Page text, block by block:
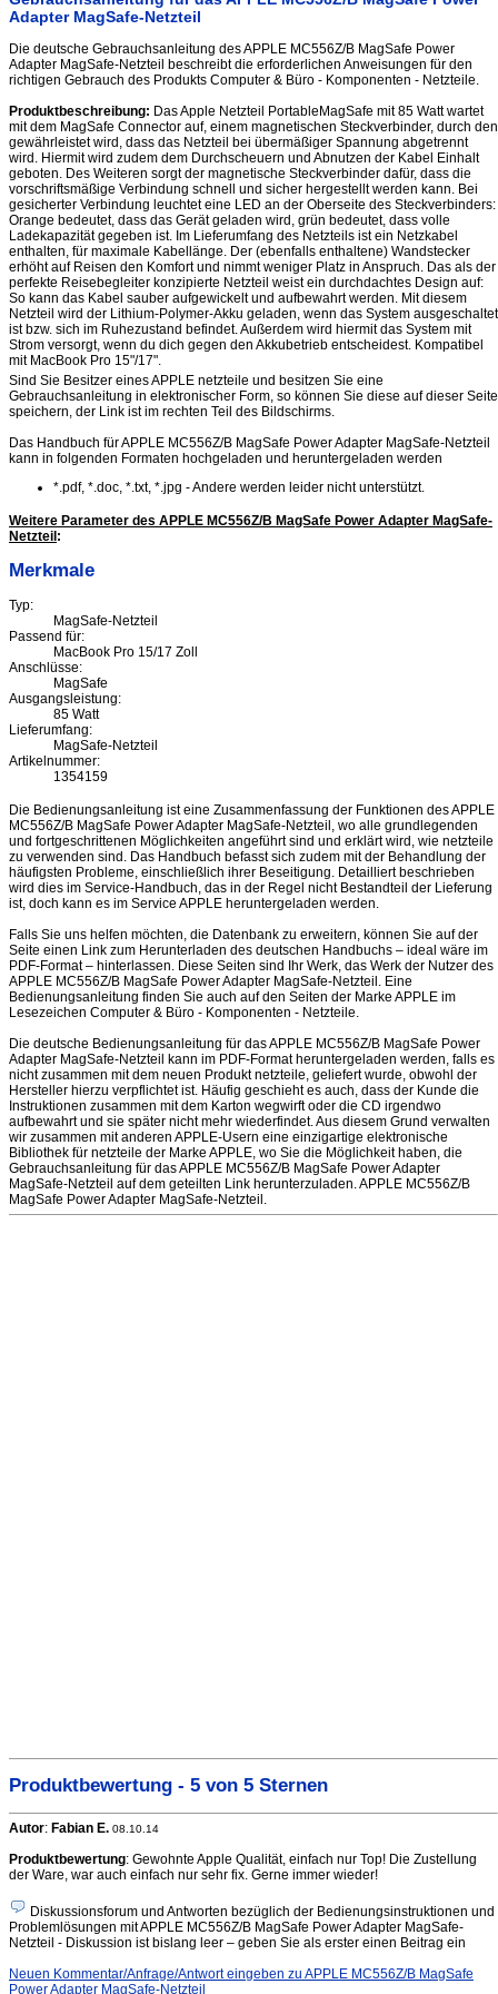
Adapter MagSafe-Netzteil
Die deutsche Gebrauchsanleitung des APPLE MC556Z/B MagSafe Power
Adapter MagSafe-Netzteil beschreibt die erforderlichen Anweisungen für den
richtigen Gebrauch des Produkts Computer & Büro - Komponenten - Netzteile.
Produktbeschreibung: Das Apple Netzteil PortableMagSafe mit 85 Watt wartet
mit dem MagSafe Connector auf, einem magnetischen Steckverbinder, durch den
gewährleistet wird, dass das Netzteil bei übermäßiger Spannung abgetrennt
wird. Hiermit wird zudem dem Durchscheuern und Abnutzen der Kabel Einhalt
geboten. Des Weiteren sorgt der magnetische Steckverbinder dafür, dass die
vorschriftsmäßige Verbindung schnell und sicher hergestellt werden kann. Bei
gesicherter Verbindung leuchtet eine LED an der Oberseite des Steckverbinders:
Orange bedeutet, dass das Gerät geladen wird, grün bedeutet, dass volle
Ladekapazität gegeben ist. Im Lieferumfang des Netzteils ist ein Netzkabel
enthalten, für maximale Kabellänge. Der (ebenfalls enthaltene) Wandstecker
erhöht auf Reisen den Komfort und nimmt weniger Platz in Anspruch. Das als der
perfekte Reisebegleiter konzipierte Netzteil weist ein durchdachtes Design auf:
So kann das Kabel sauber aufgewickelt und aufbewahrt werden. Mit diesem
Netzteil wird der Lithium-Polymer-Akku geladen, wenn das System ausgeschaltet
ist bzw. sich im Ruhezustand befindet. Außerdem wird hiermit das System mit
Strom versorgt, wenn du dich gegen den Akkubetrieb entscheidest. Kompatibel
mit MacBook Pro 15"/17".
Sind Sie Besitzer eines APPLE netzteile und besitzen Sie eine
Gebrauchsanleitung in elektronischer Form, so können Sie diese auf dieser Seite
speichern, der Link ist im rechten Teil des Bildschirms.
Das Handbuch für APPLE MC556Z/B MagSafe Power Adapter MagSafe-Netzteil
kann in folgenden Formaten hochgeladen und heruntergeladen werden
*.pdf, *.doc, *.txt, *.jpg - Andere werden leider nicht unterstützt.
Weitere Parameter des APPLE MC556Z/B MagSafe Power Adapter MagSafe-
Netzteil :
Merkmale
Typ:
MagSafe-Netzteil
Passend für:
MacBook Pro 15/17 Zoll
Anschlüsse:
MagSafe
Ausgangsleistung:
85 Watt
Lieferumfang:
MagSafe-Netzteil
Artikelnummer:
1354159
Die Bedienungsanleitung ist eine Zusammenfassung der Funktionen des APPLE
MC556Z/B MagSafe Power Adapter MagSafe-Netzteil, wo alle grundlegenden
und fortgeschrittenen Möglichkeiten angeführt sind und erklärt wird, wie netzteile
zu verwenden sind. Das Handbuch befasst sich zudem mit der Behandlung der
häufigsten Probleme, einschließlich ihrer Beseitigung. Detailliert beschrieben
wird dies im Service-Handbuch, das in der Regel nicht Bestandteil der Lieferung
ist, doch kann es im Service APPLE heruntergeladen werden.
Falls Sie uns helfen möchten, die Datenbank zu erweitern, können Sie auf der
Seite einen Link zum Herunterladen des deutschen Handbuchs – ideal wäre im
PDF-Format – hinterlassen. Diese Seiten sind Ihr Werk, das Werk der Nutzer des
APPLE MC556Z/B MagSafe Power Adapter MagSafe-Netzteil. Eine
Bedienungsanleitung finden Sie auch auf den Seiten der Marke APPLE im
Lesezeichen Computer & Büro - Komponenten - Netzteile.
Die deutsche Bedienungsanleitung für das APPLE MC556Z/B MagSafe Power
Adapter MagSafe-Netzteil kann im PDF-Format heruntergeladen werden, falls es
nicht zusammen mit dem neuen Produkt netzteile, geliefert wurde, obwohl der
Hersteller hierzu verpflichtet ist. Häufig geschieht es auch, dass der Kunde die
Instruktionen zusammen mit dem Karton wegwirft oder die CD irgendwo
aufbewahrt und sie später nicht mehr wiederfindet. Aus diesem Grund verwalten
wir zusammen mit anderen APPLE-Usern eine einzigartige elektronische
Bibliothek für netzteile der Marke APPLE, wo Sie die Möglichkeit haben, die
Gebrauchsanleitung für das APPLE MC556Z/B MagSafe Power Adapter
MagSafe-Netzteil auf dem geteilten Link herunterzuladen. APPLE MC556Z/B
MagSafe Power Adapter MagSafe-Netzteil.
Produktbewertung - 5 von 5 Sternen
Autor: Fabian E. 08.10.14
Produktbewertung: Gewohnte Apple Qualität, einfach nur Top! Die Zustellung
der Ware, war auch einfach nur sehr fix. Gerne immer wieder!
Diskussionsforum und Antworten bezüglich der Bedienungsinstruktionen und
Problemlösungen mit APPLE MC556Z/B MagSafe Power Adapter MagSafe-
Netzteil - Diskussion ist bislang leer – geben Sie als erster einen Beitrag ein
Neuen Kommentar/Anfrage/Antwort eingeben zu APPLE MC556Z/B MagSafe
Power Adapter MagSafe-Netzteil